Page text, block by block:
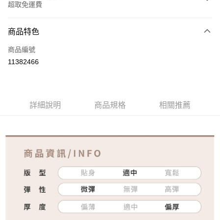
超取免運費
信用卡一次付款
超商取貨付款
免運費
7-11取貨付款
免運費
付款後7-11取貨
商品特色
商品編號
11382466
詳細說明 商品規格 相關推薦